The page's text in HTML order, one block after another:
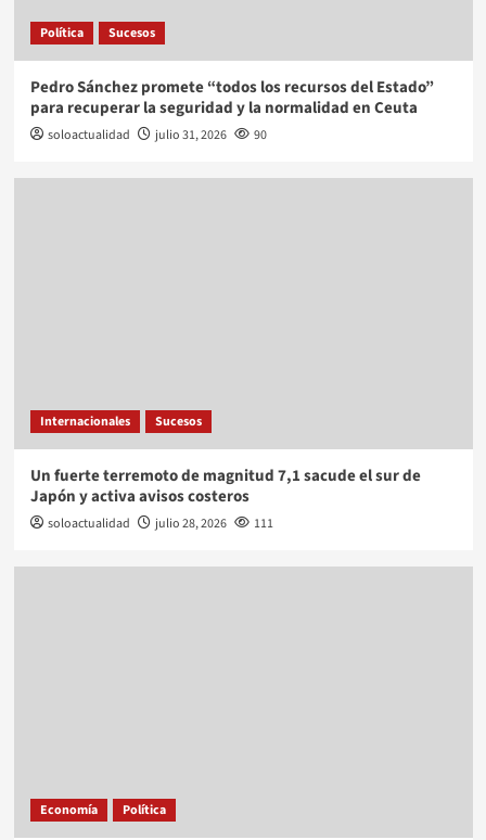
Política Sucesos
Pedro Sánchez promete “todos los recursos del Estado”
para recuperar la seguridad y la normalidad en Ceuta
soloactualidad julio 31, 2026 90
Internacionales Sucesos
Un fuerte terremoto de magnitud 7,1 sacude el sur de
Japón y activa avisos costeros
soloactualidad julio 28, 2026 111
Economía Política